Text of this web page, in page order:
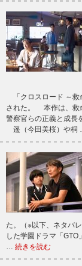
「クロスロード ～救
された。 本作は、救
警察官らの正義と成長
遥（今田美桜）や桐
た。（※以下、ネタバ
した学園ドラマ「
… 続きを読む